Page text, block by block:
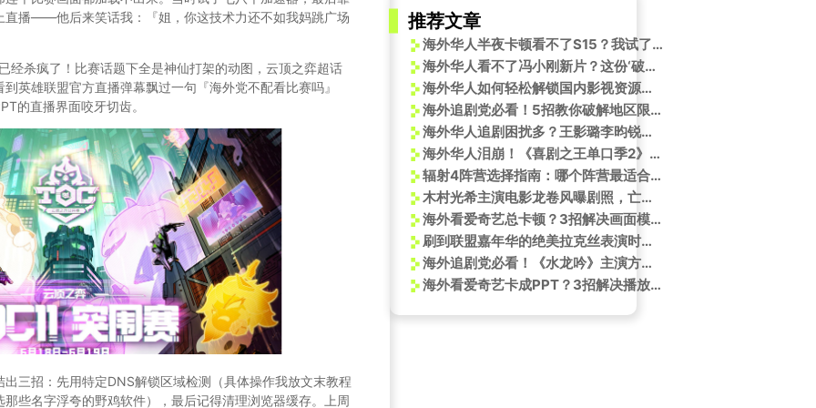
直播——他后来笑话我：『姐，你这技术力还不如我妈跳广场
经杀疯了！ 比赛话题下全是神仙打架的动图， 云顶之弈超话
到英雄联盟官方直播弹幕飘过一句『海外党不配看比赛吗』
的直播界面咬牙切齿。
三招：先用特定DNS解锁区域检测（具体操作我放文末教程
些名字浮夸的野鸡软件），最后记得清理浏览器缓存。上周
推荐文章
海外华人半夜卡顿看不了S15？我试了3种方法终于能流畅追比赛了
海外华人看不了冯小刚新片？这份‘破限指南’让你追剧零时差
海外华人如何轻松解锁国内影视资源？侯佩岑专业主持技巧大揭秘！
海外追剧党必看！5招教你破解地区限制，轻松看遍国内热门影视
海外华人追剧困扰多？王影璐李昀锐新剧人设反差引爆期待，这些限制如何破解
海外华人泪崩！《喜剧之王单口季2》开播在即，却因地区限制看不了？这份破解攻略快收好！
辐射4阵营选择指南：哪个阵营最适合你？
木村光希主演电影龙卷风曝剧照，亡命逃脱引期待
海外看爱奇艺总卡顿？3招解决画面模糊、地区限制问题
刷到联盟嘉年华的绝美拉克丝表演时，我正蹲在纽约公寓里卡成PPT——海外党看国服直播的痛，谁懂啊
海外追剧党必看！《水龙吟》主演方逸伦爆料现场竟藏这些惊喜
海外看爱奇艺卡成PPT？3招解决播放限制+画质模糊问题